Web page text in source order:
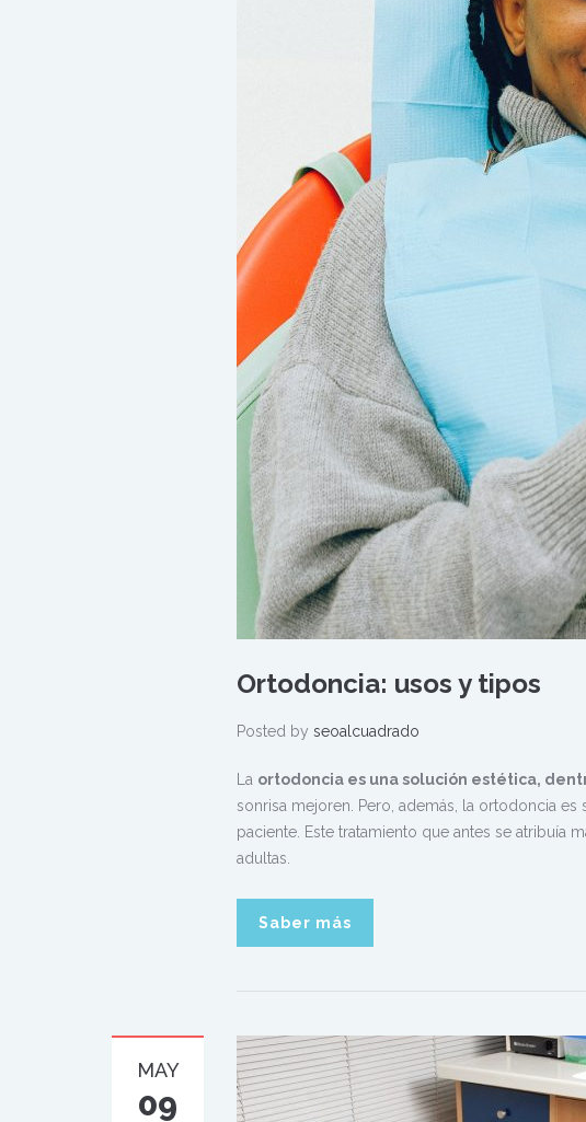
Ortodoncia: usos y tipos
Posted by seoalcuadrado
La ortodoncia es una solución estética,
sonrisa mejoren. Pero, además, la ortodoncia
paciente. Este tratamiento que antes se atribuía
adultas.
Saber más
MAY
09